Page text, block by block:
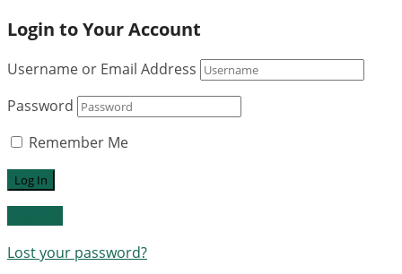
Login to Your Account
Username or Email Address
Password
Remember Me
Lost your password?